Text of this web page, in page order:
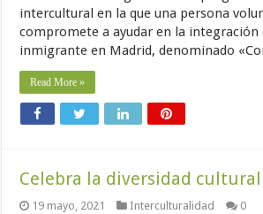
intercultural en la que una persona
compromete a ayudar en la integración
inmigrante en Madrid, denominado
Read More »
Celebra la diversidad
19 mayo, 2021 Interculturalidad 0